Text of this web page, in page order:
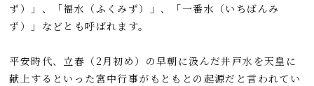
ず）」、「福水（ふくみず）」、「一番水（いちばんみ
ず）」などとも呼ばれます。
平安時代、立春（2月初め）の早朝に汲んだ井戸水を天皇に
献上するといった宮中行事がもともとの起源だと言われてい